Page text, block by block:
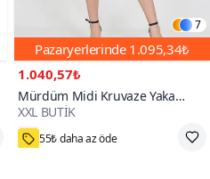
7
Pazaryerlerinde 1.095,34₺
1.040,57₺
Mürdüm Midi Kruvaze Yaka
Bağlama Detaylı Şifon Elbise
XXL BUTİK
3000+
55₺ daha az öde